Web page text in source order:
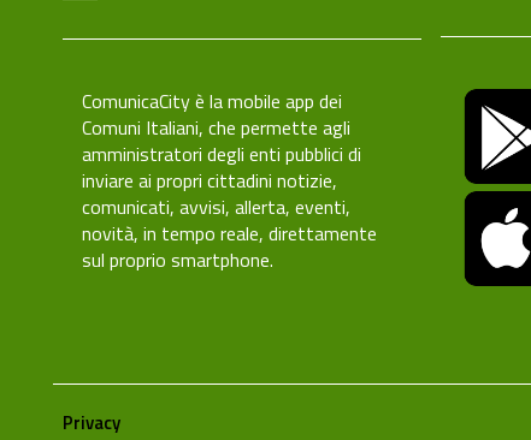
ComunicaCity è la mobile app dei
Comuni Italiani, che permette agli
amministratori degli enti pubblici di
inviare ai propri cittadini notizie,
comunicati, avvisi, allerta, eventi,
novità, in tempo reale, direttamente
sul proprio smartphone.
Privacy